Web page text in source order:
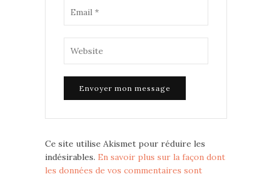
Ce site utilise Akismet pour réduire les
indésirables. En savoir plus sur la façon dont
les données de vos commentaires sont